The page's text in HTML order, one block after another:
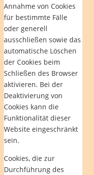
Annahme von Cookies
für bestimmte Fälle
oder generell
ausschließen sowie das
automatische Löschen
der Cookies beim
Schließen des Browser
aktivieren. Bei der
Deaktivierung von
Cookies kann die
Funktionalität dieser
Website eingeschränkt
sein.
Cookies, die zur
Durchführung des